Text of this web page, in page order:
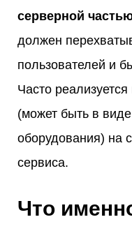
серверной
должен
пользователей и
Часто
(может быть в
оборудования) на
сервиса.
Что